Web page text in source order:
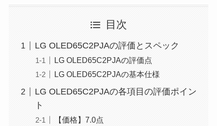
目次
LG OLED65C2PJAの評価とスペック
LG OLED65C2PJAの評価点
LG OLED65C2PJAの基本仕様
LG OLED65C2PJAの各項目の評価ポイン
ト
【価格】7.0点